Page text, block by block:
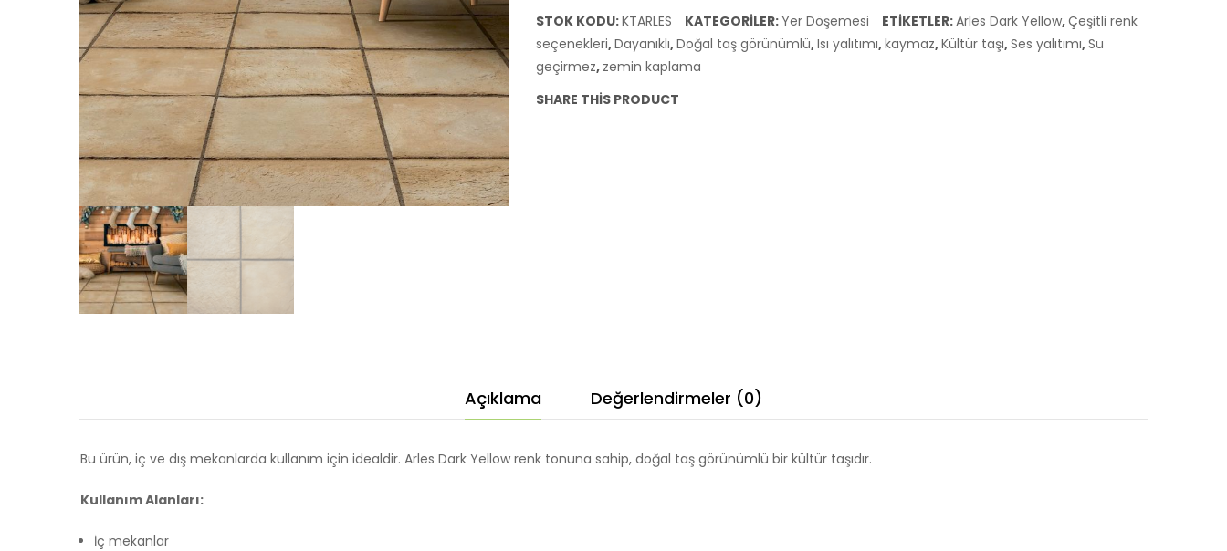
Kaplama
Arles
Dark
Yellow
STOK KODU:KTARLES KATEGORILER:Yer Döşemesi ETIKETLER:Arles Dark Yellow,Çeşitli renk
seçenekleri,Dayanıklı,Doğal taş görünümlü,Isı yalıtımı,kaymaz,Kültür taşı,Ses yalıtımı,Su
geçirmez, zemin kaplama
SHARE THIS PRODUCT
Açıklama Değerlendirmeler (0)
Bu ürün, iç ve dış mekanlarda kullanım için idealdir. Arles Dark Yellow renk tonuna sahip, doğal taş görünümlü bir kültür taşıdır.
Kullanım Alanları:
İç mekanlar